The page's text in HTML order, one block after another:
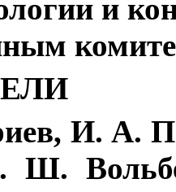
и
И. А.
Ш.